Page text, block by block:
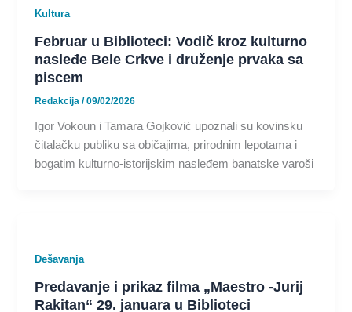
Kultura
Februar u Biblioteci: Vodič kroz kulturno
nasleđe Bele Crkve i druženje prvaka sa
piscem
Redakcija/09/02/2026
Igor Vokoun i Tamara Gojković upoznali su kovinsku
čitalačku publiku sa običajima, prirodnim lepotama i
bogatim kulturno-istorijskim nasleđem banatske varoši
Dešavanja
Predavanje i prikaz filma „Maestro -Jurij
Rakitan“ 29. januara u Biblioteci